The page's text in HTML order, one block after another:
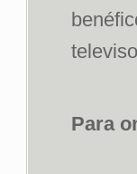
Para